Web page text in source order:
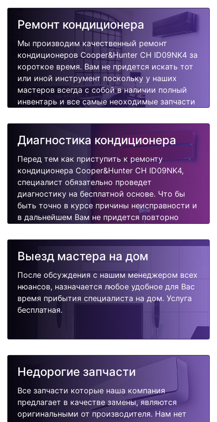
Ремонт кондиционера
Мы производим качественный ремонт
кондиционеров Cooper&Hunter CH ID09NK4 за
короткое время. Вам не придется искать тот
или иной инструмент поскольку у наших
мастеров всегда с собой в наличии полный
инвентарь и все самые неоходимые запчасти
быстро, качественно и недорого.
Диагностика кондиционера
Перед тем как приступить к ремонту
кондиционера Cooper&Hunter CH ID09NK4,
специалист обязательно проведет
диагностику на бесплатной основе. Что бы
быть точно в курсе причины неисправности и
в дальнейшем Вам не придется повторно
поломок.
Выезд мастера на дом
После обсуждения с нашим менеджером всех
нюансов, назначается любое удобное для Вас
время прибытия специалиста на дом. Услуга
бесплатная.
Недорогие запчасти
Все запчасти которые наша компания
предлагает в качестве замены, являются
оригинальными от производителя. Нам нет